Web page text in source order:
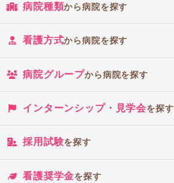
病院種類から病院を探す
看護方式から病院を探す
病院グループから病院を探す
インターンシップ・見学会を探す
採用試験を探す
看護奨学金を探す